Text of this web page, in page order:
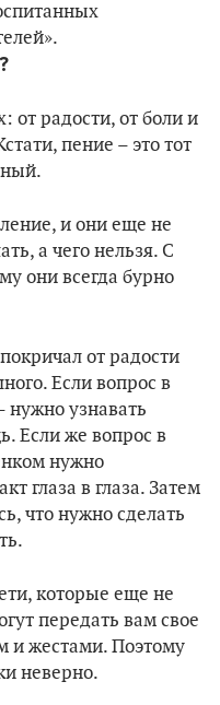
от радости, от боли и
пение – это тот
и они еще не
а чего нельзя. С
они всегда бурно
от радости
Если вопрос в
нужно узнавать
Если же вопрос в
нужно
глаза в глаза. Затем
что нужно сделать
которые еще не
передать вам свое
и жестами. Поэтому
неверно.